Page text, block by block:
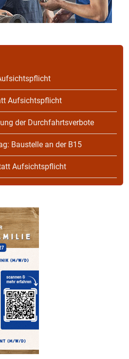
Aufsichtspflicht
der Durchfahrtsverbote
Baustelle an der B15
Aufsichtspflicht